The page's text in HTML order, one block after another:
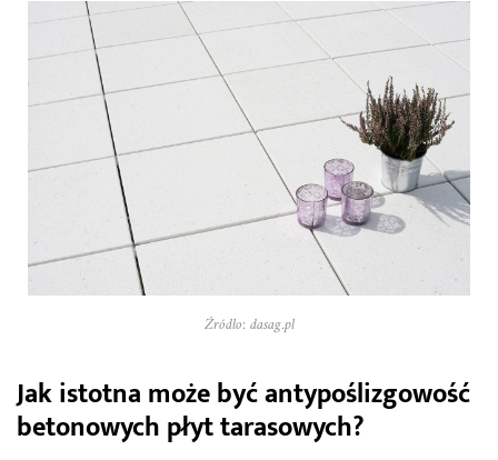
Źródło: dasag.pl
Jak istotna może być antypoślizgowość
betonowych płyt tarasowych?